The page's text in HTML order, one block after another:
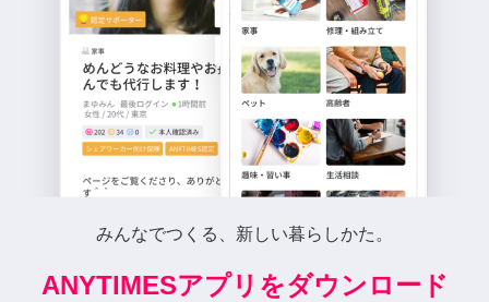
みんなでつくる、新しい暮らしかた。
ANYTIMESアプリをダウンロード